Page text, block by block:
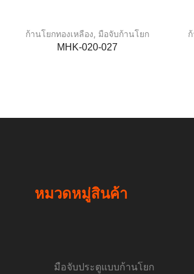
ก้านโยกทองเหลือง, มือจับก้านโยก
MHK-020-027
หมวดหมู่สินค้า
มือจับประตูแบบก้านโยก